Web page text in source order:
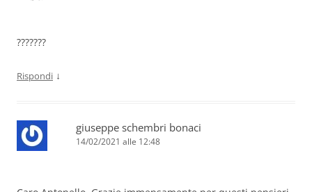
???????
Rispondi ↓
giuseppe schembri bonaci
14/02/2021 alle 12:48